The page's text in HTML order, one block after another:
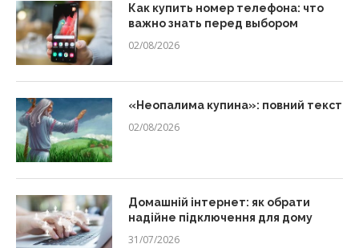
Как купить номер телефона: что
важно знать перед выбором
02/08/2026
«Неопалима купина»: повний текст
02/08/2026
Домашній інтернет: як обрати
надійне підключення для дому
31/07/2026